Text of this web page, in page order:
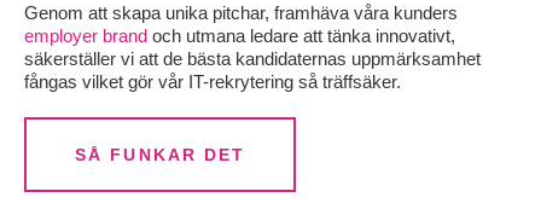
Genom att skapa unika pitchar, framhäva våra kunders
employer brand och utmana ledare att tänka innovativt,
säkerställer vi att de bästa kandidaternas uppmärksamhet
fångas vilket gör vår IT-rekrytering så träffsäker.
SÅ FUNKAR DET